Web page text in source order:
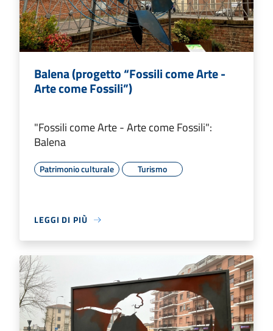
Balena (progetto “Fossili come Arte -
Arte come Fossili”)
"Fossili come Arte - Arte come Fossili":
Balena
Patrimonio culturale Turismo
LEGGI DI PIÙ